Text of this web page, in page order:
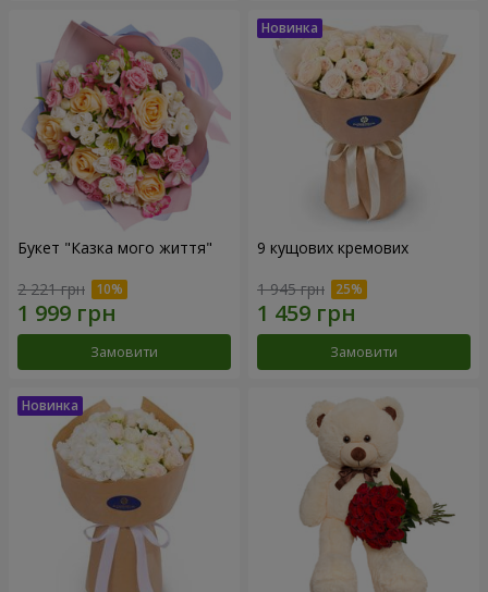
Букет "Казка мого життя"
2 221 грн
Замовити
9 кущових кремових
1 945 грн
Замовити